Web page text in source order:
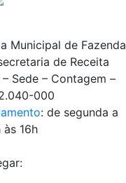
Municipal de Fazenda
de Receita
Sede – Contagem –
000
: de segunda a
16h